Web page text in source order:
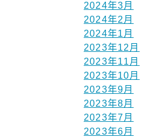
2024年3月
2024年2月
2024年1月
2023年12月
2023年11月
2023年10月
2023年9月
2023年8月
2023年7月
2023年6月